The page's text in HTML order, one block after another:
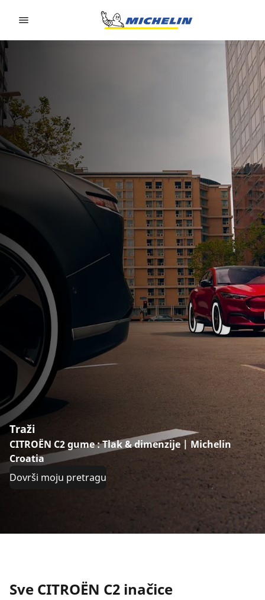
Traži
CITROËN C2 gume : Tlak & dimenzije | Michelin
Croatia
Dovrši moju pretragu
Sve CITROËN C2 inačice